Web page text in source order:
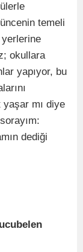
temeli
yerlerine
okullara
yapıyor, bu
mı diye
dediği